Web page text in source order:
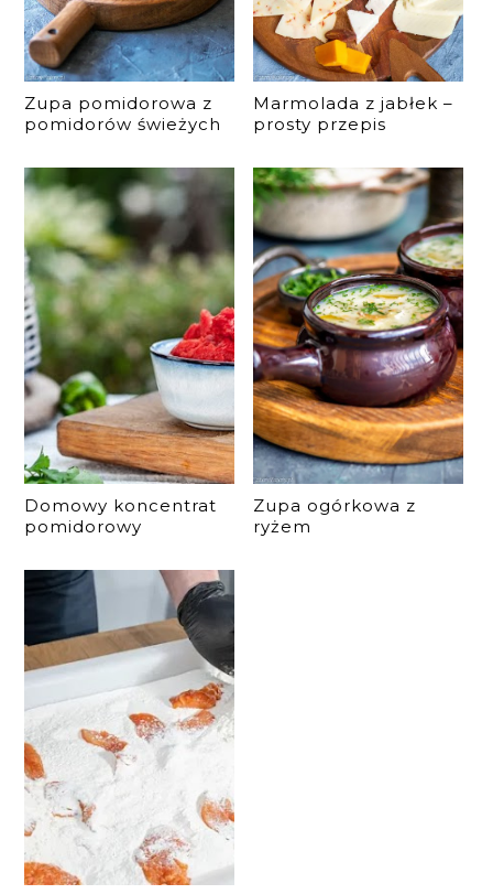
Zupa pomidorowa z
pomidorów świeżych
Marmolada z jabłek –
prosty przepis
Domowy koncentrat
pomidorowy
Zupa ogórkowa z
ryżem